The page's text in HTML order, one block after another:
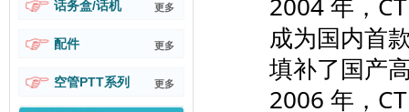
话务盒/话机 更多
配件 更多
空管PTT系列 更多
成为国内首
填补了国产
2006 年，